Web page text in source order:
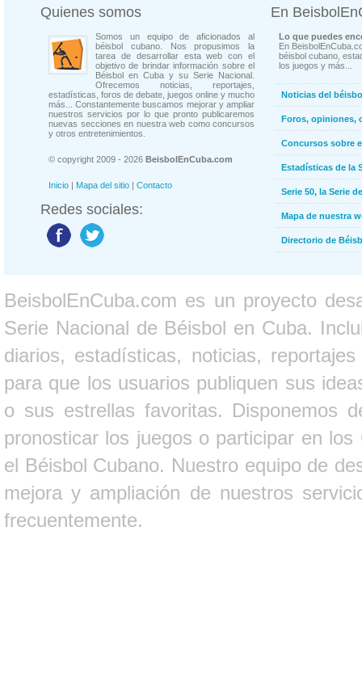
Quienes somos
Somos un equipo de aficionados al
béisbol cubano. Nos propusimos la
tarea de desarrollar esta web con el
objetivo de brindar información sobre el
Béisbol en Cuba y su Serie Nacional.
Ofrecemos noticias, reportajes,
estadísticas, foros de debate, juegos online y mucho
más... Constantemente buscamos mejorar y ampliar
nuestros servicios por lo que pronto publicaremos
nuevas secciones en nuestra web como concursos
y otros entretenimientos.
© copyright 2009 - 2026 BeisbolEnCuba.com
Inicio | Mapa del sitio | Contacto
Redes sociales:
En
Lo que puedes
En
béisbol cubano,
los juegos y más...
Noticias del
Foros, opiniones,
Concursos sobre
Estadísticas de la
Serie 50, la Serie
Mapa de nuestra
Directorio de
BeisbolEnCuba.com es un proyecto
Serie Nacional de Béisbol en Cuba.
diarios, estadísticas, noticias,
para que los usuarios publiquen sus
o sus estrellas favoritas. Disponemos
pronosticar los juegos o participar en
el Béisbol Cubano. Nuestro equipo de
mejora y ampliación de nuestros
frecuentemente.